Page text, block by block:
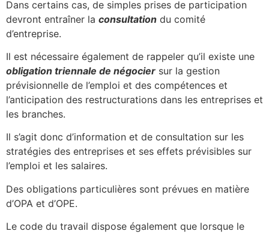
Dans certains cas, de simples prises de participation
devront entraîner la consultation du comité
d’entreprise.
Il est nécessaire également de rappeler qu’il existe une
obligation triennale de négocier sur la gestion
prévisionnelle de l’emploi et des compétences et
l’anticipation des restructurations dans les entreprises et
les branches.
Il s’agit donc d’information et de consultation sur les
stratégies des entreprises et ses effets prévisibles sur
l’emploi et les salaires.
Des obligations particulières sont prévues en matière
d’OPA et d’OPE.
Le code du travail dispose également que lorsque le